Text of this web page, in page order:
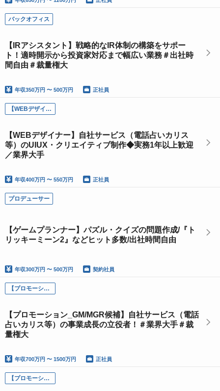
バックオフィス
【IRアシスタント】戦略的なIR体制の構築をサポー
ト！適時開示から投資家対応まで幅広い業務＃出社時
間自由＃裁量権大
年収350万円 〜 500万円 正社員
【WEBデザイナー】自社サービス（電話占いカリス等）のUIUX・クリエイティブ制作◆実務1年以上歓迎／業界大手
【WEBデザイナー】自社サービス（電話占いカリス
等）のUIUX・クリエイティブ制作◆実務1年以上歓迎
／業界大手
年収400万円 〜 550万円 正社員
プロデューサー
【ゲームプランナー】パズル・クイズの問題作成/『ト
リッキーミーン2』などヒット多数/出社時間自由
年収300万円 〜 500万円 契約社員
【プロモーション_GM/MGR候補】自社サービス（電話占いカリス等）の事業成長の立役者！＃業界大手＃裁量権大
【プロモーション_GM/MGR候補】自社サービス（電話
占いカリス等）の事業成長の立役者！＃業界大手＃裁
量権大
年収700万円 〜 1500万円 正社員
【プロモーション担当】自社サービス（電話占いカリス等）の成長加速を担う！＃業界大手＃裁量権大